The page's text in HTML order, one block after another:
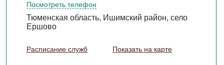
Посмотреть телефон
Тюменская область, Ишимский район, село
Ершово
Расписание служб Показать на карте